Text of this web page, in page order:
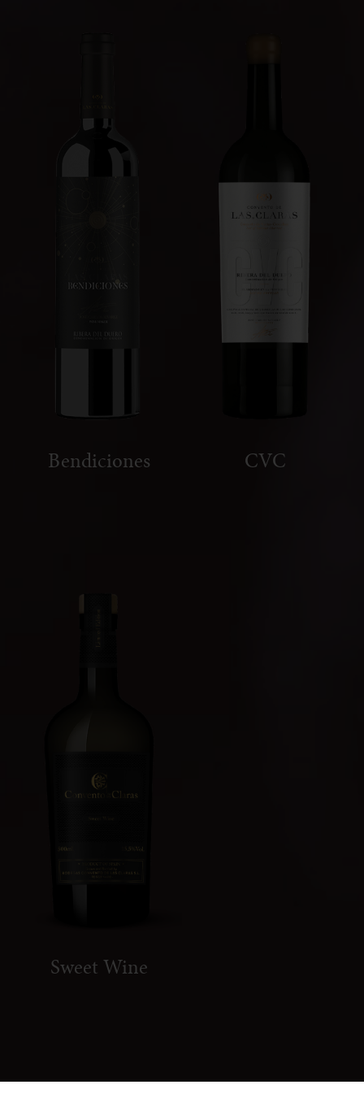
Bendiciones CVC
Sweet Wine